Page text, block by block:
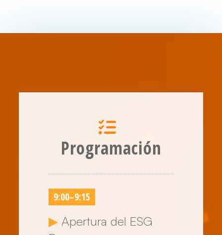
Programación
9:00–9:15
▶ Apertura del ESG